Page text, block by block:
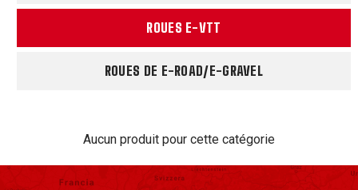
ROUES E-VTT
ROUES DE E-ROAD/E-GRAVEL
Aucun produit pour cette catégorie